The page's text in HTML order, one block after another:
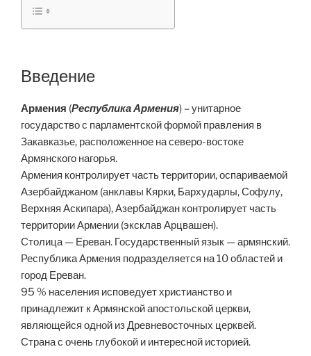
Введение
Армения (Республика Армения) – унитарное
государство с парламентской формой правления в
Закавказье, расположенное на северо-востоке
Армянского нагорья.
Армения контролирует часть территории, оспариваемой
Азербайджаном (анклавы Кярки, Бархударлы, Софулу,
Верхняя Аскипара), Азербайджан контролирует часть
территории Армении (эксклав Арцвашен).
Столица — Ереван. Государственный язык — армянский.
Республика Армения подразделяется на 10 областей и
город Ереван.
95 % населения исповедует христианство и
принадлежит к Армянской апостольской церкви,
являющейся одной из Древневосточных церквей.
Страна с очень глубокой и интересной историей.